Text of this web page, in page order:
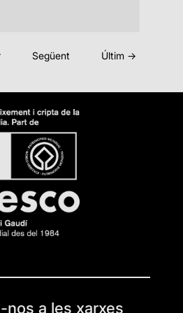
Següent Últim →
nos a les xarxes